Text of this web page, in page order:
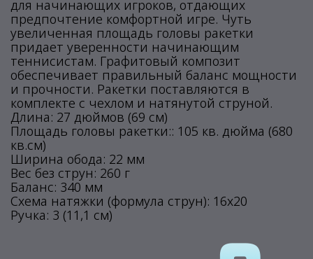
для начинающих игроков, отдающих
предпочтение комфортной игре. Чуть
увеличенная площадь головы ракетки
придает уверенности начинающим
теннисистам. Графитовый композит
обеспечивает правильный баланс мощности
и прочности. Ракетки поставляются в
комплекте с чехлом и натянутой струной.
Длина: 27 дюймов (69 см)
Площадь головы ракетки:: 105 кв. дюйма (680
кв.см)
Ширина обода: 22 мм
Вес без струн: 260 г
Баланс: 340 мм
Схема натяжки (формула струн): 16x20
Ручка: 3 (11,1 см)